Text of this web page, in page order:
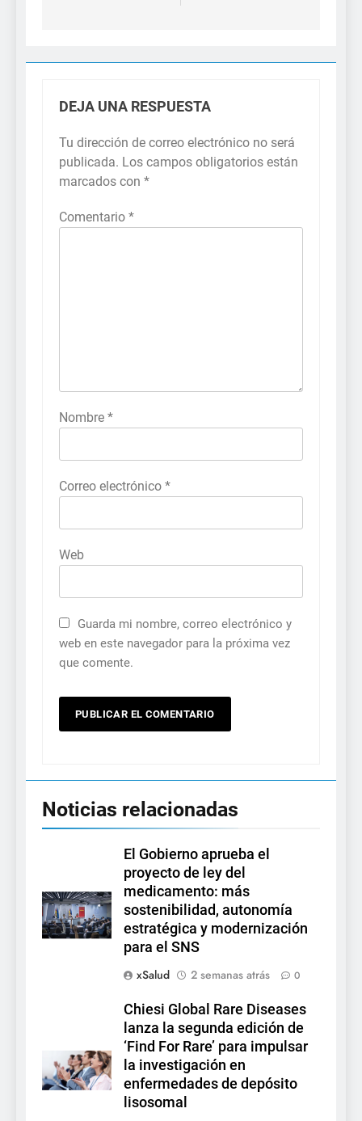
DEJA UNA RESPUESTA
Tu dirección de correo electrónico no será
publicada. Los campos obligatorios están
marcados con *
Comentario *
Nombre *
Correo electrónico *
Web
Guarda mi nombre, correo electrónico y
web en este navegador para la próxima vez
que comente.
Noticias relacionadas
El Gobierno aprueba el
proyecto de ley del
medicamento: más
sostenibilidad, autonomía
estratégica y modernización
para el SNS
xSalud
2 semanas atrás 0
Chiesi Global Rare Diseases
lanza la segunda edición de
‘Find For Rare’ para impulsar
la investigación en
enfermedades de depósito
lisosomal